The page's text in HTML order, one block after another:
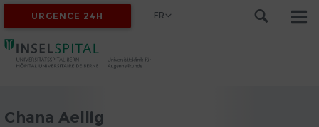
URGENCE 24H FR
Chana Aellig